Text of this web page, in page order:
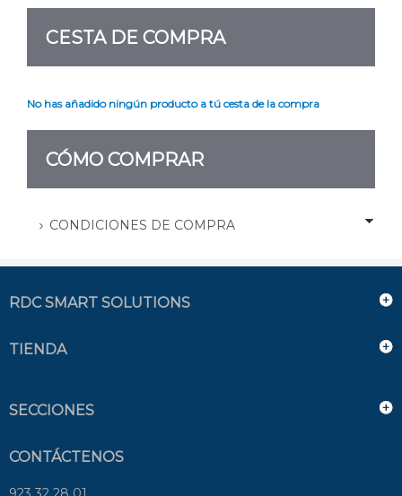
CESTA DE COMPRA
No has añadido ningún producto a tú cesta de la compra
CÓMO COMPRAR
CONDICIONES DE COMPRA
RDC SMART SOLUTIONS
TIENDA
SECCIONES
CONTÁCTENOS